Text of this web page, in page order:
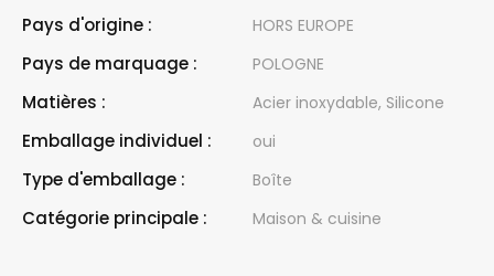
Pays d'origine : HORS EUROPE
Pays de marquage : POLOGNE
Matières : Acier inoxydable, Silicone
Emballage individuel : oui
Type d'emballage : Boîte
Catégorie principale : Maison & cuisine